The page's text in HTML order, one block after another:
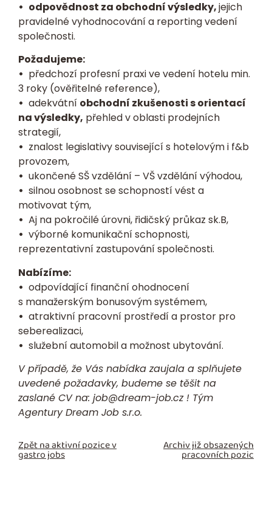
• odpovědnost za obchodní výsledky,jejich
pravidelné vyhodnocování a reporting vedení
společnosti.
Požadujeme:
• předchozí profesní praxi ve vedení hotelu min.
3 roky (ověřitelné reference),
• adekvátní obchodní zkušenosti s orientací
na výsledky, přehled v oblasti prodejních
strategií,
• znalost legislativy související s hotelovým i f&b
provozem,
• ukončené SŠ vzdělání – VŠ vzdělání výhodou,
• silnou osobnost se schopností vést a
motivovat tým,
• Aj na pokročilé úrovni, řidičský průkaz sk.B,
• výborné komunikační schopnosti,
reprezentativní zastupování společnosti.
Nabízíme:
• odpovídající finanční ohodnocení
s manažerským bonusovým systémem,
• atraktivní pracovní prostředí a prostor pro
seberealizaci,
• služební automobil a možnost ubytování.
V případě, že Vás nabídka zaujala a splňujete
uvedené požadavky, budeme se těšit na
zaslané CVna: job@dream-job.cz! Tým
Agentury Dream Job s.r.o.
Zpět na aktivní pozice v
gastro jobs
Archiv již obsazených
pracovních pozic